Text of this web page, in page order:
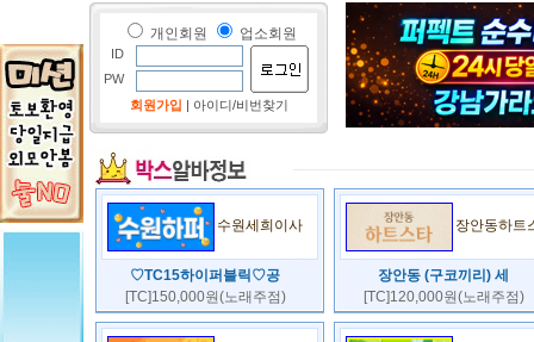
개인회원 업소회원
ID
PW
회원가입 | 아이디/비번찾기
수원세희이사
♡TC15하이퍼블릭♡공
[TC]150,000원(노래주점)
장안동하트
장안동 (구코끼리) 세
[TC]120,000원(노래주점)